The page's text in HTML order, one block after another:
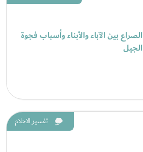
الصراع بين الآباء والأبناء وأسباب فجوة
الجيل
تفسير الاحلام